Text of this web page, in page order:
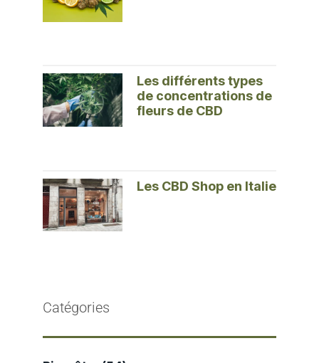
Les différents types
de concentrations de
fleurs de CBD
Les CBD Shop en Italie
Catégories